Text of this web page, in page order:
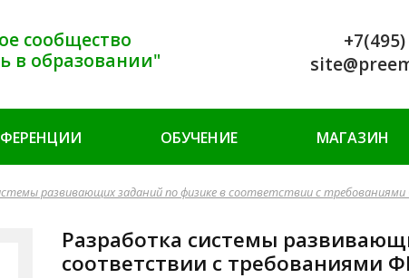
сообщество
в образовании"
ОБУЧЕНИЕ МАГАЗИН
развивающих заданий по физике в соответствии с требованиями
Разработка системы
соответствии с требованиями